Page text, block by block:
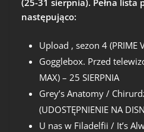
(25-31 sierpnia). Pełna lista
następująco:
Upload , sezon 4 (PRIME
Gogglebox. Przed
MAX) – 25 SIERPNIA
Grey’s Anatomy /
(UDOSTĘPNIENIE NA
U nas w Filadelfii / It’s